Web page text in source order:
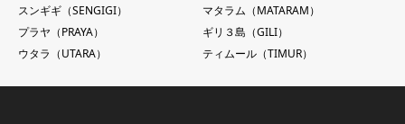
スンギギ（SENGIGI）
マタラム（MATARAM）
プラヤ（PRAYA）
ギリ３島（GILI）
ウタラ（UTARA）
ティムール（TIMUR）